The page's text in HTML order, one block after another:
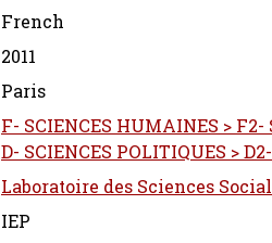
French
2011
Paris
F- SCIENCES HUMAINES >
D- SCIENCES POLITIQUES >
Laboratoire des Sciences
IEP